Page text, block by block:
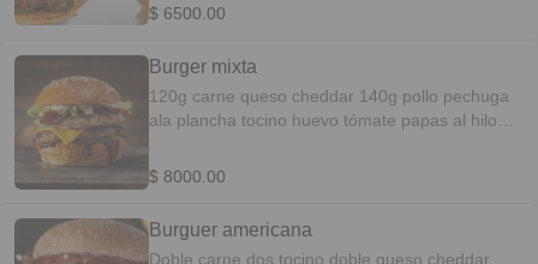
$ 6500.00
Burger mixta
120g carne queso cheddar 140g pollo pechuga
ala plancha tocino huevo tómate papas al hilo
$ 8000.00
Burguer americana
Doble carne dos tocino doble queso cheddar